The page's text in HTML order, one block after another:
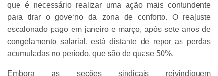
que é necessário realizar uma ação mais contundente
para tirar o governo da zona de conforto. O reajuste
escalonado pago em janeiro e março, após sete anos de
congelamento salarial, está distante de repor as perdas
acumuladas no período, que são de quase 50%.
Embora as seções sindicais reivindiquem